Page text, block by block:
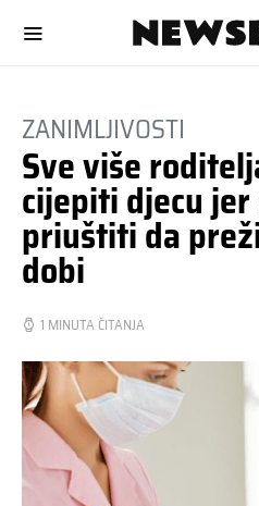
ZANIMLJIVOSTI
Sve više
cijepiti djecu jer
priuštiti da
dobi
1 MINUTA ČITANJA